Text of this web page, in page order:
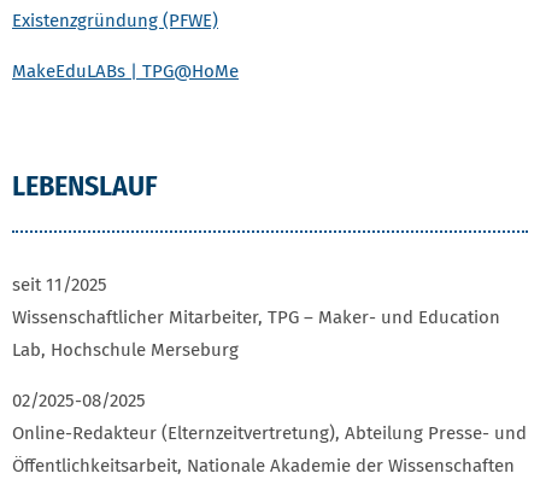
Existenzgründung (PFWE)
MakeEduLABs | TPG@HoMe
LEBENSLAUF
seit 11/2025
Wissenschaftlicher Mitarbeiter, TPG – Maker- und Education
Lab, Hochschule Merseburg
02/2025-08/2025
Online-Redakteur (Elternzeitvertretung), Abteilung Presse- und
Öffentlichkeitsarbeit, Nationale Akademie der Wissenschaften